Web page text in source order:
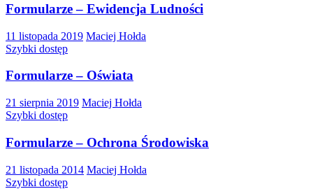
Formularze – Ewidencja Ludności
11 listopada 2019 Maciej Hołda
Szybki dostęp
Formularze – Oświata
21 sierpnia 2019 Maciej Hołda
Szybki dostęp
Formularze – Ochrona Środowiska
21 listopada 2014 Maciej Hołda
Szybki dostęp